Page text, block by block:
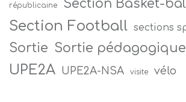
républicaine Section Basket-
Section Football sections
Sortie Sortie pédagogique
UPE2A UPE2A-NSA visite vélo